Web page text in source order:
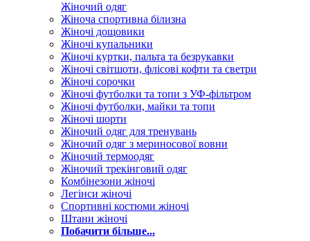
Жіночий одяг
Жіноча спортивна білизна
Жіночі дощовики
Жіночі купальники
Жіночі куртки, пальта та безрукавки
Жіночі світшоти, флісові кофти та светри
Жіночі сорочки
Жіночі футболки та топи з УФ-фільтром
Жіночі футболки, майки та топи
Жіночі шорти
Жіночий одяг для тренувань
Жіночий одяг з мериносової вовни
Жіночий термоодяг
Жіночий трекінговий одяг
Комбінезони жіночі
Легінси жіночі
Спортивні костюми жіночі
Штани жіночі
Побачити більше...